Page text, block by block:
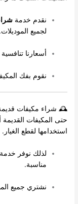
نقدم خدمة
لجميع الموديلات.
أسعارنا
نقوم بفك
🕰️ شراء مكيفات قديمة
حتى المكيفات القديمة
استخدامها لقطع الغيار.
لذلك نوفر
مناسبة.
نشتري جميع